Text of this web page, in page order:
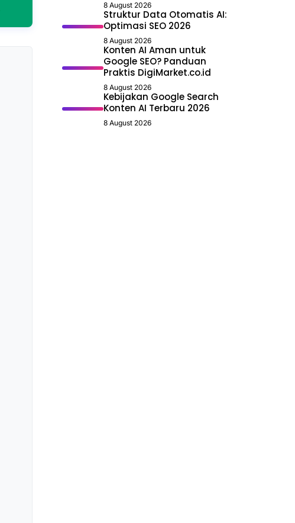
8 August 2026
Struktur Data Otomatis AI:
Optimasi SEO 2026
8 August 2026
Konten AI Aman untuk
Google SEO? Panduan
Praktis DigiMarket.co.id
8 August 2026
Kebijakan Google Search
Konten AI Terbaru 2026
8 August 2026